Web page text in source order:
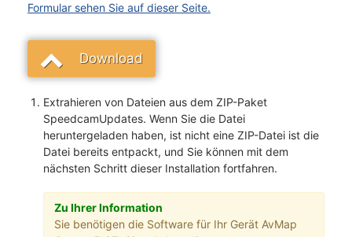
Formular sehen Sie auf dieser Seite.
Download
Extrahieren von Dateien aus dem ZIP-Paket
SpeedcamUpdates. Wenn Sie die Datei
heruntergeladen haben, ist nicht eine ZIP-Datei ist die
Datei bereits entpackt, und Sie können mit dem
nächsten Schritt dieser Installation fortfahren.
Zu Ihrer Information
Sie benötigen die Software für Ihr Gerät AvMap